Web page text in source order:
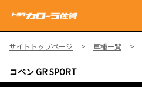
サイトトップページ 車種一覧
コペン GR SPORT